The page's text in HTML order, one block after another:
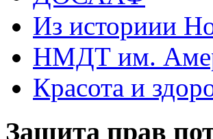
Из историии
НМДТ им.
Красота и
Защита прав